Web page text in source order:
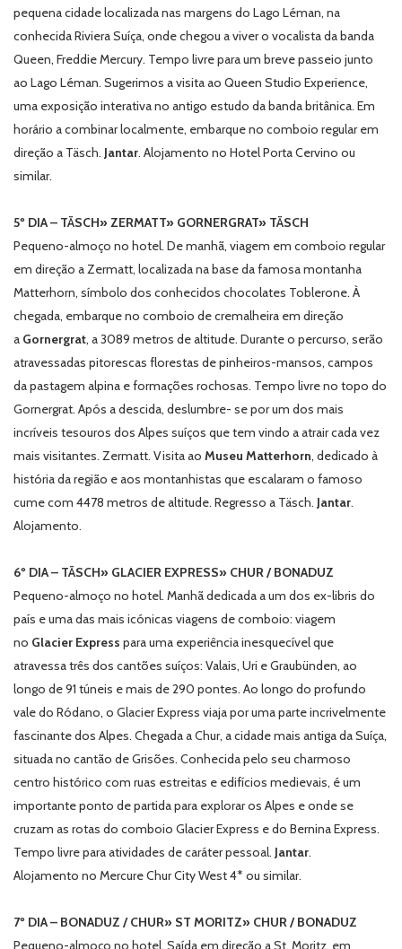
pequena cidade localizada nas margens do Lago Léman, na
conhecida Riviera Suíça, onde chegou a viver o vocalista da banda
Queen, Freddie Mercury. Tempo livre para um breve passeio junto
ao Lago Léman. Sugerimos a visita ao Queen Studio Experience,
uma exposição interativa no antigo estudo da banda britânica. Em
horário a combinar localmente, embarque no comboio regular em
direção a Täsch. Jantar. Alojamento no Hotel Porta Cervino ou
similar.
5º DIA – TÄSCH» ZERMATT» GORNERGRAT» TÄSCH
Pequeno-almoço no hotel. De manhã, viagem em comboio regular
em direção a Zermatt, localizada na base da famosa montanha
Matterhorn, símbolo dos conhecidos chocolates Toblerone. À
chegada, embarque no comboio de cremalheira em direção
a Gornergrat, a 3089 metros de altitude. Durante o percurso, serão
atravessadas pitorescas florestas de pinheiros-mansos, campos
da pastagem alpina e formações rochosas. Tempo livre no topo do
Gornergrat. Após a descida, deslumbre- se por um dos mais
incríveis tesouros dos Alpes suíços que tem vindo a atrair cada vez
mais visitantes. Zermatt. Visita ao Museu Matterhorn, dedicado à
história da região e aos montanhistas que escalaram o famoso
cume com 4478 metros de altitude. Regresso a Täsch. Jantar.
Alojamento.
6º DIA – TÄSCH» GLACIER EXPRESS» CHUR / BONADUZ
Pequeno-almoço no hotel. Manhã dedicada a um dos ex-libris do
país e uma das mais icónicas viagens de comboio: viagem
no Glacier Express para uma experiência inesquecível que
atravessa três dos cantões suíços: Valais, Uri e Graubünden, ao
longo de 91 túneis e mais de 290 pontes. Ao longo do profundo
vale do Ródano, o Glacier Express viaja por uma parte incrivelmente
fascinante dos Alpes. Chegada a Chur, a cidade mais antiga da Suíça,
situada no cantão de Grisões. Conhecida pelo seu charmoso
centro histórico com ruas estreitas e edifícios medievais, é um
importante ponto de partida para explorar os Alpes e onde se
cruzam as rotas do comboio Glacier Express e do Bernina Express.
Tempo livre para atividades de caráter pessoal. Jantar.
Alojamento no Mercure Chur City West 4* ou similar.
7º DIA – BONADUZ / CHUR» ST MORITZ» CHUR / BONADUZ
Pequeno-almoço no hotel. Saída em direção a St. Moritz, em